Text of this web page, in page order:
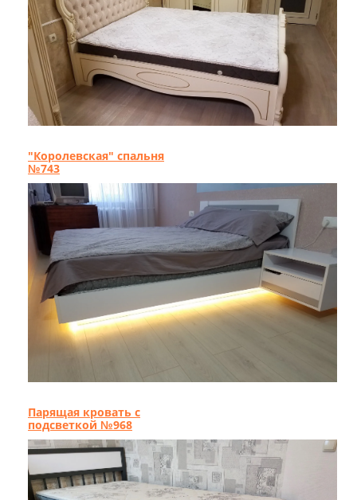
"Королевская" спальня
№743
Парящая кровать с
подсветкой №968